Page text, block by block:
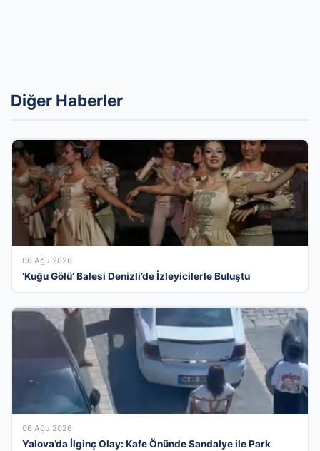
Diğer Haberler
06 Ağu 2026
‘Kuğu Gölü’ Balesi Denizli’de İzleyicilerle Buluştu
06 Ağu 2026
Yalova’da İlginç Olay: Kafe Önünde Sandalye ile Park